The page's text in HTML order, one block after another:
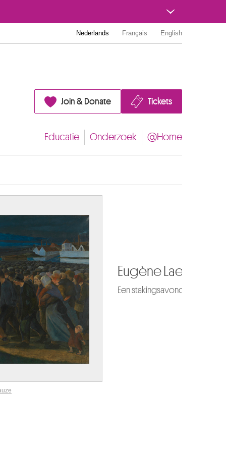
Nederlands Français English
Join & Donate Tickets
Educatie Onderzoek @Home
Laermans
stakingsavond